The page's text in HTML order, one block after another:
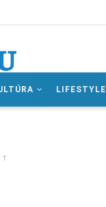
LIFESTYLE